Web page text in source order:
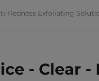
Solution 2% BHA - Płyn
- Clear -